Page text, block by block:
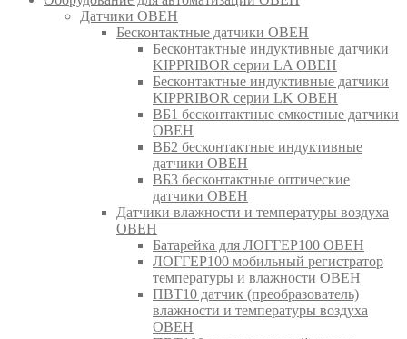
Датчики ОВЕН
Бесконтактные датчики ОВЕН
Бесконтактные индуктивные датчики
KIPPRIBOR серии LA ОВЕН
Бесконтактные индуктивные датчики
KIPPRIBOR серии LK ОВЕН
ВБ1 бесконтактные емкостные датчики
ОВЕН
ВБ2 бесконтактные индуктивные
датчики ОВЕН
ВБ3 бесконтактные оптические
датчики ОВЕН
Датчики влажности и температуры воздуха
ОВЕН
Батарейка для ЛОГГЕР100 ОВЕН
ЛОГГЕР100 мобильный регистратор
температуры и влажности ОВЕН
ПВТ10 датчик (преобразователь)
влажности и температуры воздуха
ОВЕН